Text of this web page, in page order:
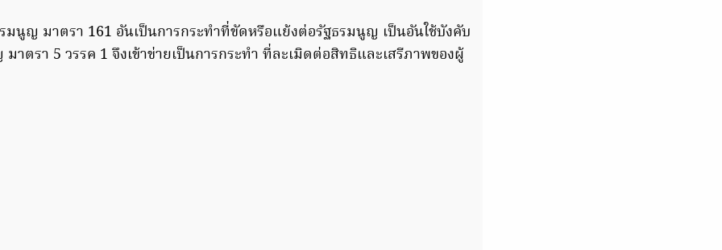
มนูญ มาตรา 161 อันเป็นการกระทำที่ขัดหรือแย้งต่อรัฐธรมนูญ เป็นอันใช้บังคับ
าตรา 5 วรรค 1 จึงเข้าข่ายเป็นการกระทำ ที่ละเมิดต่อสิทธิและเสรีภาพของผู้